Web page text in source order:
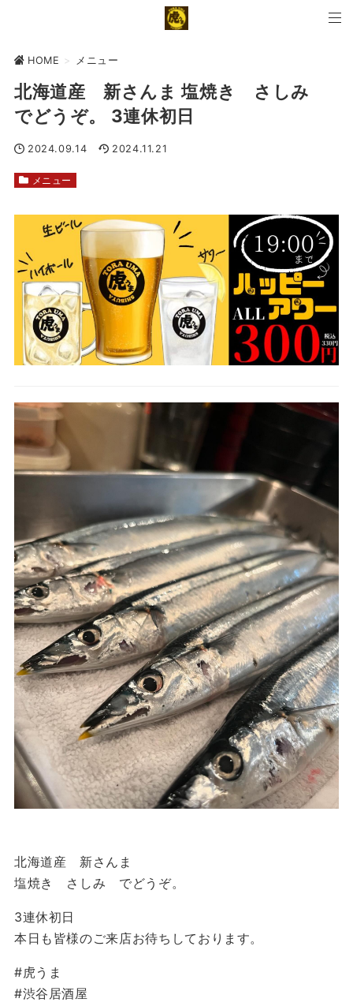
HOME > メニュー
北海道産 新さんま 塩焼き さしみ
でどうぞ。 3連休初日
2024.09.14 2024.11.21
メニュー
北海道産 新さんま
塩焼き さしみ でどうぞ。
3連休初日
本日も皆様のご来店お待ちしております。
#虎うま
#渋谷居酒屋